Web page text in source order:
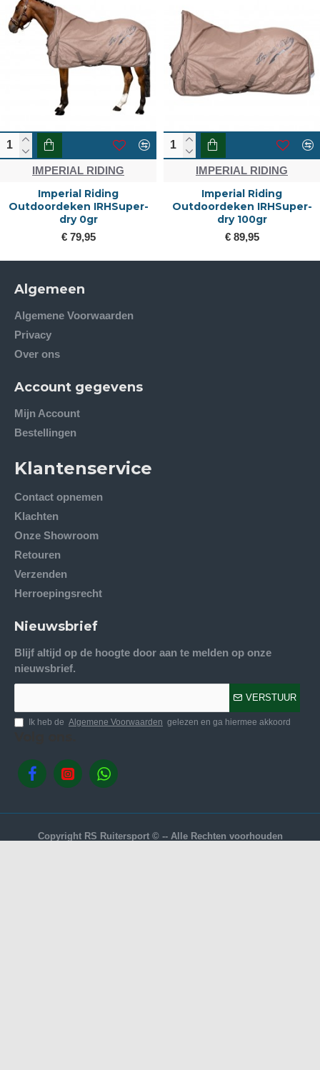
IMPERIAL RIDING
Imperial Riding
Outdoordeken IRHSuper-
dry 0gr
€ 79,95
IMPERIAL RIDING
Imperial Riding
Outdoordeken IRHSuper-
dry 100gr
€ 89,95
Algemeen
Algemene Voorwaarden
Privacy
Over ons
Account gegevens
Mijn Account
Bestellingen
Klantenservice
Contact opnemen
Klachten
Onze Showroom
Retouren
Verzenden
Herroepingsrecht
Nieuwsbrief
Blijf altijd op de hoogte door aan te melden op onze
nieuwsbrief.
VERSTUUR
Ik heb de Algemene Voorwaarden gelezen en ga hiermee akkoord
Copyright RS Ruitersport © -- Alle Rechten voorhouden